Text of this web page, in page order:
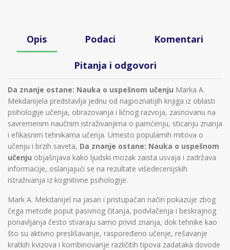
Opis Podaci Komentari
Pitanja i odgovori
Da znanje ostane: Nauka o uspešnom učenju Marka A.
Mekdanijela predstavlja jednu od najpoznatijih knjiga iz oblasti
psihologije učenja, obrazovanja i ličnog razvoja, zasnovanu na
savremenim naučnim istraživanjima o pamćenju, sticanju znanja
i efikasnim tehnikama učenja. Umesto popularnih mitova o
učenju i brzih saveta, Da znanje ostane: Nauka o uspešnom
učenju objašnjava kako ljudski mozak zaista usvaja i zadržava
informacije, oslanjajući se na rezultate višedecenijskih
istraživanja iz kognitivne psihologije.
Mark A. Mekdanijel na jasan i pristupačan način pokazuje zbog
čega metode poput pasivnog čitanja, podvlačenja i beskrajnog
ponavljanja često stvaraju samo privid znanja, dok tehnike kao
što su aktivno preslišavanje, raspoređeno učenje, rešavanje
kratkih kvizova i kombinovanje različitih tipova zadataka dovode